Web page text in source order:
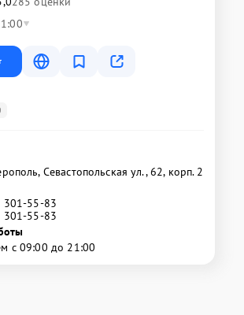
Севастопольская ул., 62, корп. 2
301-55-83
301-55-83
с 09:00 до 21:00